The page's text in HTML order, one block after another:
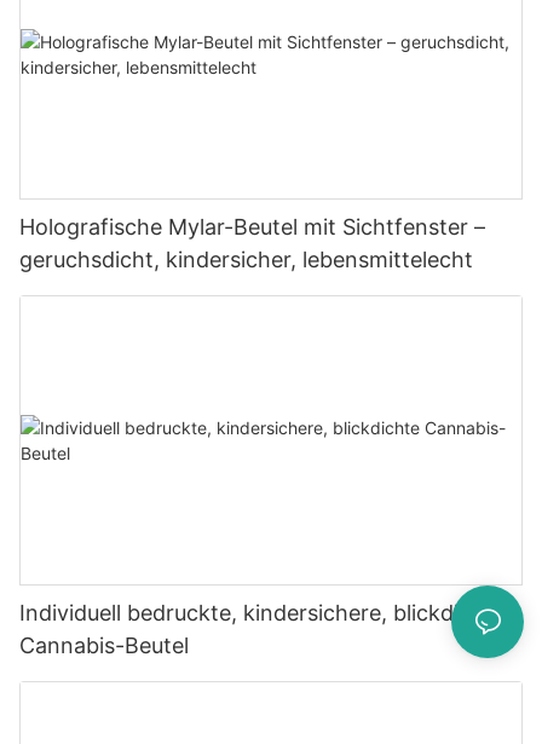
Holografische Mylar-Beutel mit Sichtfenster –
geruchsdicht, kindersicher, lebensmittelecht
Individuell bedruckte, kindersichere, blickdichte
Cannabis-Beutel